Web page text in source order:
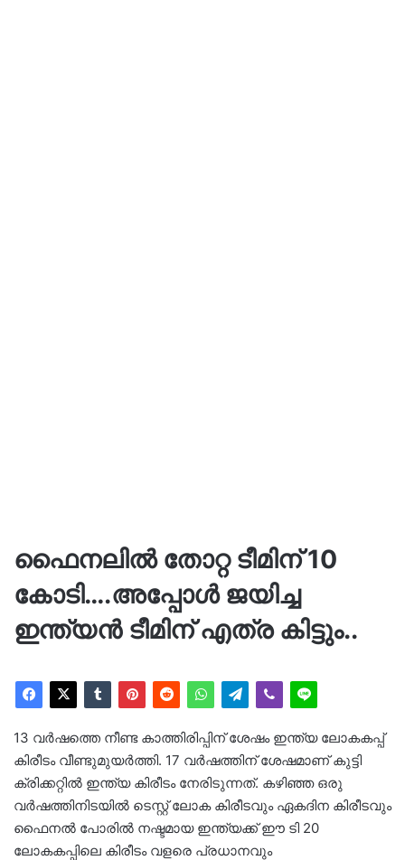
ഫൈനലിൽ തോറ്റ ടീമിന് 10
കോടി….അപ്പോൾ ജയിച്ച
ഇന്ത്യൻ ടീമിന് എത്ര കിട്ടും..
13 വർഷത്തെ നീണ്ട കാത്തിരിപ്പിന് ശേഷം ഇന്ത്യ ലോകകപ്പ്
കിരീടം വീണ്ടുമുയർത്തി. 17 വർഷത്തിന് ശേഷമാണ് കുട്ടി
ക്രിക്കറ്റിൽ ഇന്ത്യ കിരീടം നേരിടുന്നത്. കഴിഞ്ഞ ഒരു
വർഷത്തിനിടയിൽ ടെസ്റ്റ് ലോക കിരീടവും ഏകദിന കിരീടവും
ഫൈനൽ പോരിൽ നഷ്ടമായ ഇന്ത്യക്ക് ഈ ടി 20
ലോകകപ്പിലെ കിരീടം വളരെ പ്രധാനവും